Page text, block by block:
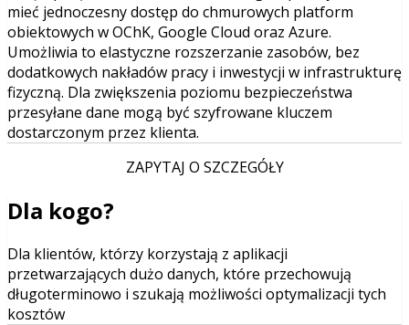
mieć jednoczesny dostęp do chmurowych platform
obiektowych w OChK, Google Cloud oraz Azure.
Umożliwia to elastyczne rozszerzanie zasobów, bez
dodatkowych nakładów pracy i inwestycji w infrastrukturę
fizyczną. Dla zwiększenia poziomu bezpieczeństwa
przesyłane dane mogą być szyfrowane kluczem
dostarczonym przez klienta.
ZAPYTAJ O SZCZEGÓŁY
Dla kogo?
Dla klientów, którzy korzystają z aplikacji
przetwarzających dużo danych, które przechowują
długoterminowo i szukają możliwości optymalizacji tych
kosztów